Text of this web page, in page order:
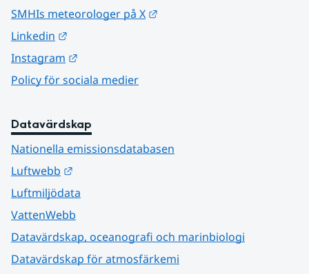
SMHIs meteorologer på X
Linkedin
Instagram
Policy för sociala medier
Datavärdskap
Nationella emissionsdatabasen
Luftwebb
Luftmiljödata
VattenWebb
Datavärdskap, oceanografi och marinbiologi
Datavärdskap för atmosfärkemi